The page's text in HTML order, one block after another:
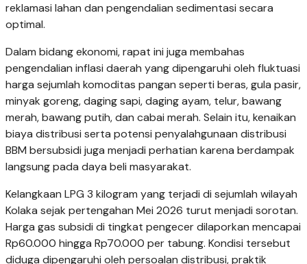
reklamasi lahan dan pengendalian sedimentasi secara
optimal.
Dalam bidang ekonomi, rapat ini juga membahas
pengendalian inflasi daerah yang dipengaruhi oleh fluktuasi
harga sejumlah komoditas pangan seperti beras, gula pasir,
minyak goreng, daging sapi, daging ayam, telur, bawang
merah, bawang putih, dan cabai merah. Selain itu, kenaikan
biaya distribusi serta potensi penyalahgunaan distribusi
BBM bersubsidi juga menjadi perhatian karena berdampak
langsung pada daya beli masyarakat.
Kelangkaan LPG 3 kilogram yang terjadi di sejumlah wilayah
Kolaka sejak pertengahan Mei 2026 turut menjadi sorotan.
Harga gas subsidi di tingkat pengecer dilaporkan mencapai
Rp60.000 hingga Rp70.000 per tabung. Kondisi tersebut
diduga dipengaruhi oleh persoalan distribusi, praktik